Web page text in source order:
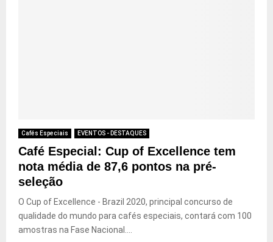
Cafés Especiais EVENTOS - DESTAQUES
Café Especial: Cup of Excellence tem
nota média de 87,6 pontos na pré-
seleção
O Cup of Excellence - Brazil 2020, principal concurso de
qualidade do mundo para cafés especiais, contará com 100
amostras na Fase Nacional....